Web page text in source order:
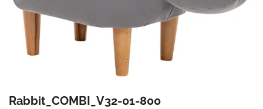
Rabbit_COMBI_V32-01-800